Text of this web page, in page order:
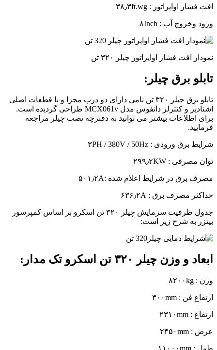
افت فشار اواپراتور : ۳۸٫۳ft.wg
ورود وخروج آب : ۸Inch
نمودار افت فشار اواپراتور چیلر ۳۲۰ تن
تابلو برق چیلر:
تابلو برق چیلر ۳۲۰ تن نامی دارای دو درب مجزا و با قطعات اصلی
اشنادیر و کنترلر دانفوس مدل MCX061v طراحی گردیده است.
برای اطلاعات بیشتر می توانید به دفترچه نصب چیلر مراجعه
فرمایید.
شرایط برق ورودی : ۳PH / 380V / 50Hz
توان مصرفی : ۲۹۹٫۲KW
مصرف برق در شرایط اعلام شده :۵۰۱٫۲A
حداکثر مصرف برق : ۶۳۶٫۲A
جدول ظرفیت سرمایش چیلر ۳۲۰ تن اسکرو بر اساس کمپرسور
بیتزر به شرح زیر است:
ابعاد و وزن چیلر ۳۲۰ تن اسکرو تک مدار:
وزن : ۸۲۰۰kg
ارتفاع فن : ۳۰۰mm
ارتفاع : ۲۳۱۰mm
عرض : ۲۴۵۰mm
طول : ۱۱۰۰۰mm